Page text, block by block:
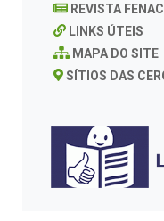
REVISTA
LINKS ÚTEIS
MAPA DO SITE
SÍTIOS DAS